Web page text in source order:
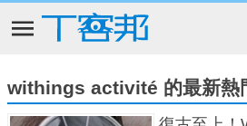
withings activité 的最新熱